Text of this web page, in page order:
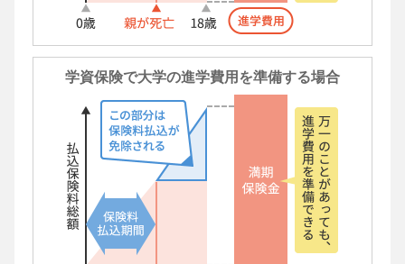
学資保険で大学の進学費用を準備する場合